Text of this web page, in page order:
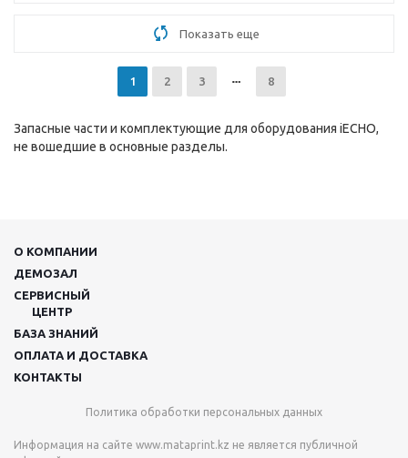
Показать еще
1 2 3 8
Запасные части и комплектующие для оборудования iECHO,
не вошедшие в основные разделы.
О КОМПАНИИ
ДЕМОЗАЛ
СЕРВИСНЫЙ
ЦЕНТР
БАЗА ЗНАНИЙ
ОПЛАТА И ДОСТАВКА
КОНТАКТЫ
Политика обработки персональных данных
Информация на сайте www.mataprint.kz не является публичной